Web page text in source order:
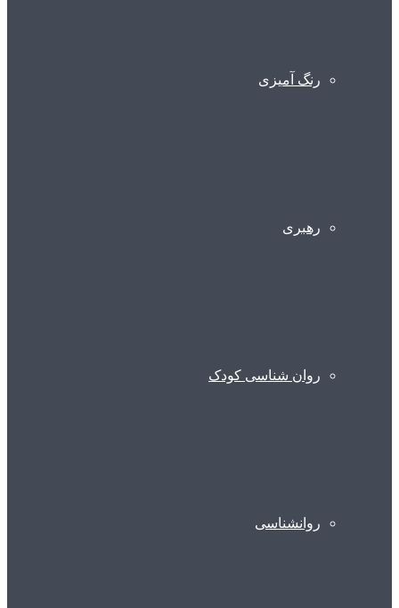
رنگ آمیزی
رهبری
روان شناسی کودک
روانشناسی